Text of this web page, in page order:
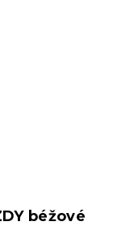
béžové